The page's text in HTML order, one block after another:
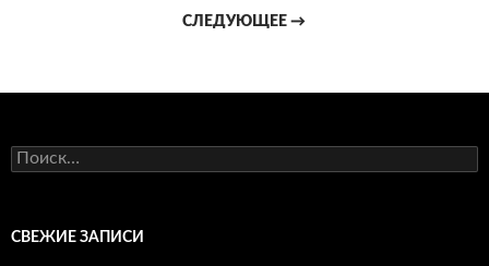
СЛЕДУЮЩЕЕ →
Найти:
СВЕЖИЕ ЗАПИСИ